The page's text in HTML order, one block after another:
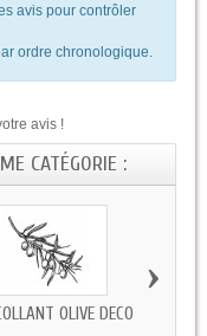
avis pour contrôler
ordre chronologique.
avis !
CATÉGORIE :
OLIVE DÉCO
›